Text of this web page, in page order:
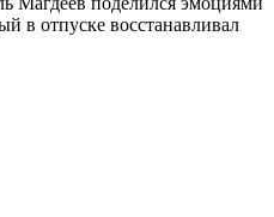
в отпуске восстанавливал